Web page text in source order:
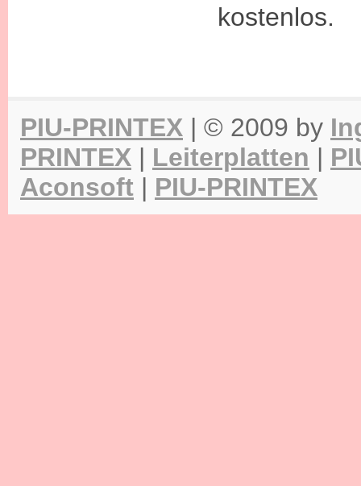
kostenlos.
PIU-PRINTEX | © 2009 by
PRINTEX | Leiterplatten |
Aconsoft | PIU-PRINTEX